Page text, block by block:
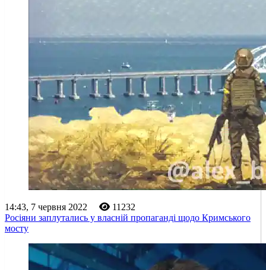
14:43, 7 червня 2022
11232
Росіяни заплутались у власній пропаганді щодо Кримського
мосту